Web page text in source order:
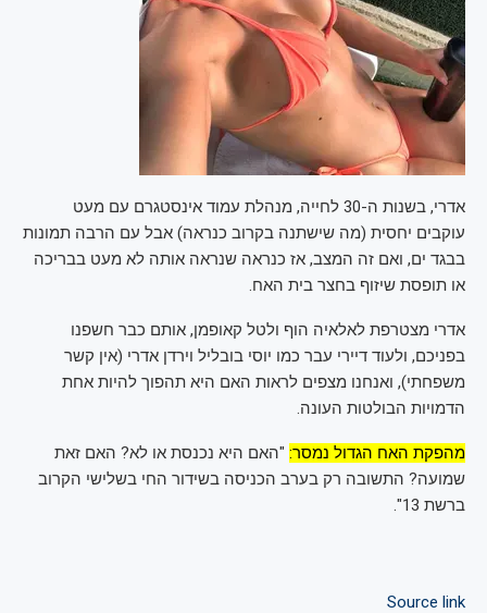
אדרי, בשנות ה-30 לחייה, מנהלת עמוד אינסטגרם עם מעט
עוקבים יחסית (מה שישתנה בקרוב כנראה) אבל עם הרבה תמונות
בבגד ים, ואם זה המצב, אז כנראה שנראה אותה לא מעט בבריכה
או תופסת שיזוף בחצר בית האח.
אדרי מצטרפת לאלאיה הוף ולטל קאופמן, אותם כבר חשפנו
בפניכם, ולעוד דיירי עבר כמו יוסי בובליל וירדן אדרי (אין קשר
משפחתי), ואנחנו מצפים לראות האם היא תהפוך להיות אחת
הדמויות הבולטות העונה.
מהפקת האח הגדול נמסר: "האם היא נכנסת או לא? האם זאת
שמועה? התשובה רק בערב הכניסה בשידור החי בשלישי הקרוב
ברשת 13".
Source link